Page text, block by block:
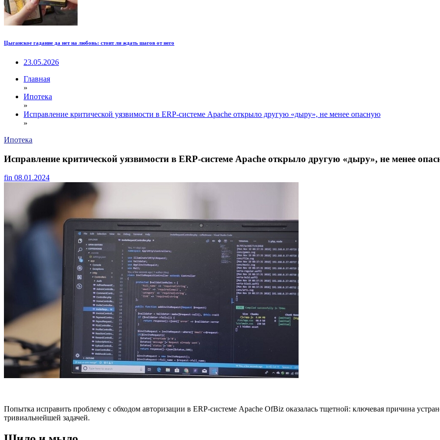
Цыганское гадание да нет на любовь: стоит ли ждать шагов от него
23.05.2026
Главная
»
Ипотека
»
Исправление критической уязвимости в ERP-системе Apache открыло другую «дыру», не менее опасную
»
Ипотека
Исправление критической уязвимости в ERP-системе Apache открыло другую «дыру», не менее
fin 08.01.2024
Попытка исправить проблему с обходом авторизации в ERP-системе Apache OfBiz оказалась тщетной: ключевая причина
тривиальнейшей задачей.